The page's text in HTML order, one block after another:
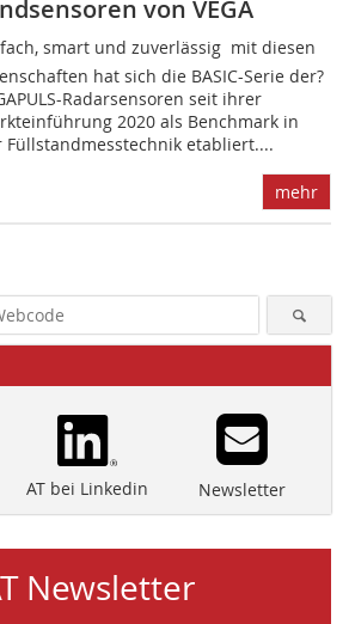
von VEGA
smart und zuverlässig  mit diesen
hat sich die BASIC-Serie der?
Radarsensoren seit ihrer
2020 als Benchmark in
Füllstandmesstechnik etabliert....
mehr
AT bei Linkedin Newsletter
Newsletter